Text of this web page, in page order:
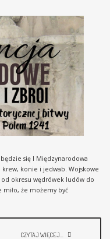
się I Międzynarodowa
krew, konie i jedwab. Wojskowe
okresu wędrówek ludów do
że możemy być
CZYTAJ WIĘCEJ...